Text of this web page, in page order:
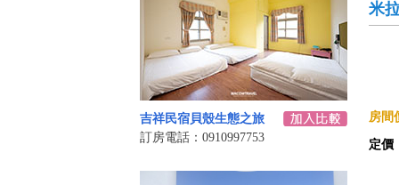
吉祥民宿貝殼生態之旅
訂房電話：0910997753
米
房間
定價